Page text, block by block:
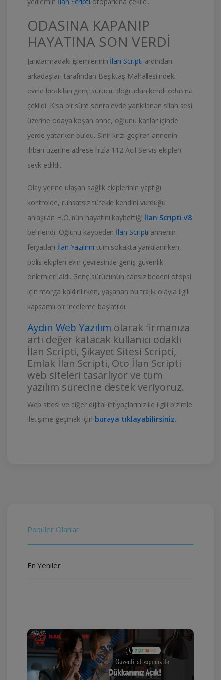
yediemin İlan Scripti otoparkına çekildi.
ODASINA KAPANIP
HAYATINA SON VERDİ
Jandarmadaki işlemlerinin İlan Scripti ardından
arkadaşları tarafından Beşiktaş Mahallesi'ndeki
evine bırakılan genç sürücü, doğrudan kendi odasına
çekildi. Kısa bir süre sonra evde yankılanan silah sesi
üzerine odaya koşan anne, oğlunu kanlar içinde
yerde yatarken buldu. Sinir krizi geçiren annenin
ihbarı üzerine adrese hızla 112 Acil Servis ekipleri
sevk edildi.
Olay yerine ulaşan sağlık ekiplerinin yaptığı
kontrolde, ruhsatsız tüfekle kendini vurduğu
anlaşılan H.Ö.'nün hayatını kaybettiği İlan Scripti V8
belirlendi. Oğlunu kaybeden İlan Scripti annenin
feryatları İlan Yazılımı tüm sokakta yankılanırken,
polis ekipleri evin çevresinde geniş güvenlik
önlemleri aldı. Genç sürücünün cansız bedeni otopsi
için morga kaldırılırken, yaşanan bu trajik olayla ilgili
kapsamlı bir inceleme başlatıldı.
Aydın Web Yazılım olarak firmanıza
artı değer katacak kullanıcı odaklı
İlan Scripti, Şikayet Sitesi Scripti,
Emlak İlan Scripti, Oto İlan Scripti
web siteleri tasarlıyor ve tüm
yazılım sürecine destek veriyoruz.
Web sitesi ve diğer dijital ihtiyaçlarınız ile ilgili bizimle
iletişime geçmek için buraya tıklayabilirsiniz.
Popüler Olanlar
En Yeniler